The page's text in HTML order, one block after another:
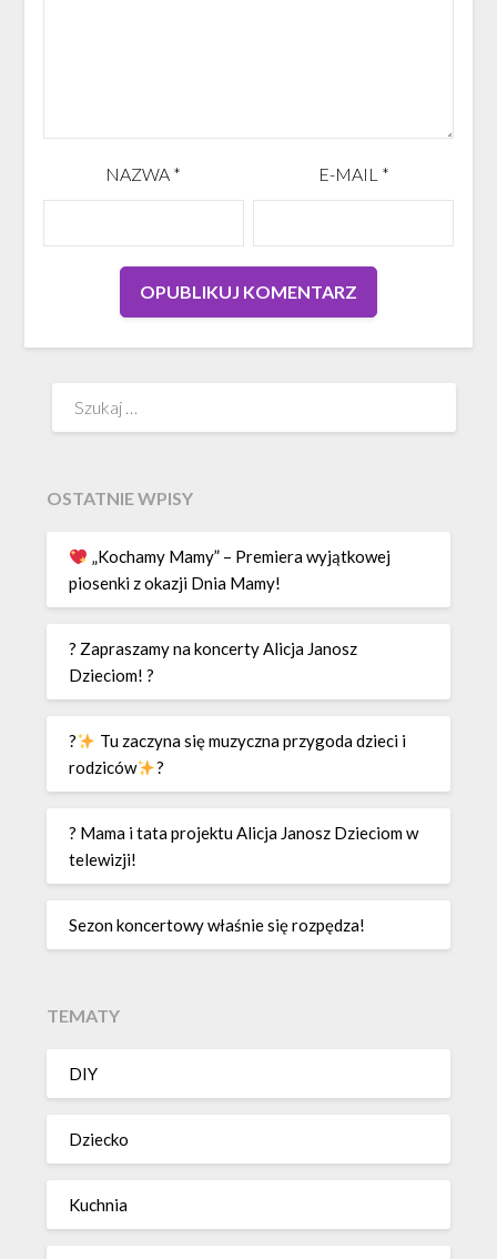
NAZWA * E-MAIL *
OSTATNIE WPISY
„Kochamy Mamy” – Premiera wyjątkowej
piosenki z okazji Dnia Mamy!
? Zapraszamy na koncerty Alicja Janosz
Dzieciom! ?
?
Tu zaczyna się muzyczna przygoda dzieci i
rodziców
?
? Mama i tata projektu Alicja Janosz Dzieciom w
telewizji!
Sezon koncertowy właśnie się rozpędza!
TEMATY
DIY
Dziecko
Kuchnia